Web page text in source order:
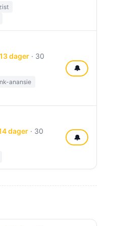
dager· 30
anansie
🔔
dager· 30
🔔